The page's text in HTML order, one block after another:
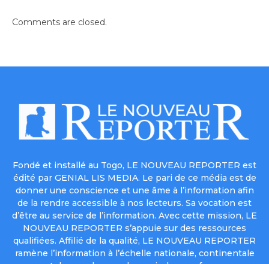
Comments are closed.
Fondé et installé au Togo, LE NOUVEAU REPORTER est
édité par GENIAL LIS MEDIA. Le pari de ce média est de
donner une conscience et une âme à l’information afin
de la rendre accessible à nos lecteurs. Sa vocation est
d’être au service de l’information. Avec cette mission, LE
NOUVEAU REPORTER s’appuie sur des ressources
qualifiées. Affilié de la qualité, LE NOUVEAU REPORTER
ramène l’information à l’échelle nationale, continentale